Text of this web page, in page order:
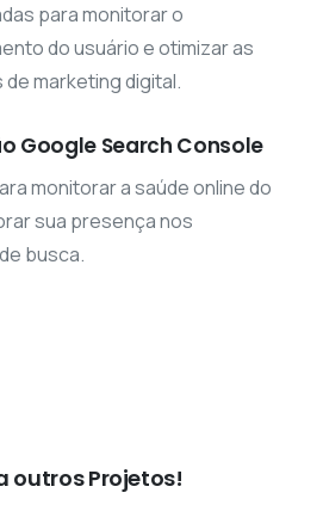
para monitorar o
do usuário e otimizar as
marketing digital.
Google Search Console
monitorar a saúde online do
sua presença nos
busca.
outros Projetos!